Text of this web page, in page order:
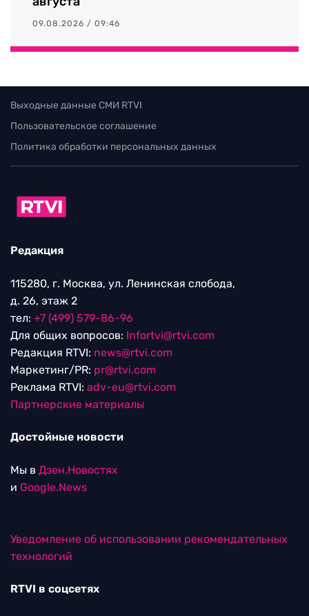
09.08.2026 / 09:46
Выходные данные СМИ RTVI
Пользовательское соглашение
Политика обработки персональных данных
Редакция
115280, г. Москва, ул. Ленинская слобода,
д. 26, этаж 2
тел: +7 (499) 579-86-96
Для общих вопросов: Infortvi@rtvi.com
Редакция RTVI: news@rtvi.com
Маркетинг/PR: pr@rtvi.com
Реклама RTVI: adv-eu@rtvi.com
Партнерские материалы
Достойные новости
Мы в Дзен.Новостях
и Google.News
Уведомление об использовании рекомендательных
технологий
RTVI в соцсетях